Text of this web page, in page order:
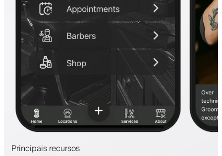
Principais recursos